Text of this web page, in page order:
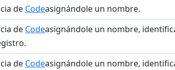
de Codeasignándole un nombre.
de Codeasignándole un nombre,
de Codeasignándole un nombre,